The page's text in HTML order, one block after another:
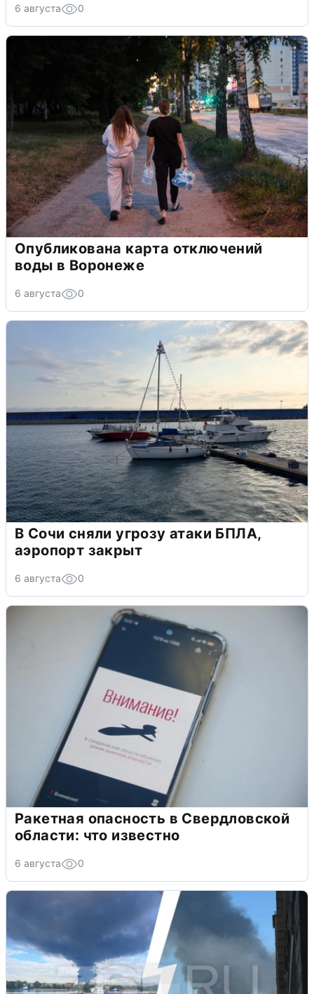
6 августа 0
Опубликована карта отключений
воды в Воронеже
6 августа 0
В Сочи сняли угрозу атаки БПЛА,
аэропорт закрыт
6 августа 0
Ракетная опасность в Свердловской
области: что известно
6 августа 0